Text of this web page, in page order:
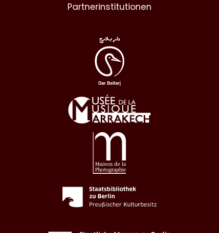
Partnerinstitutionen